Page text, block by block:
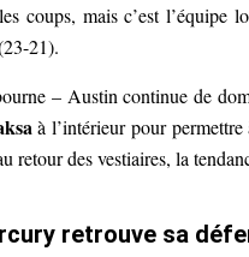
les coups, mais c’est
21).
– Austin continue de
à l’intérieur pour permettre
retour des vestiaires, la
retrouve sa